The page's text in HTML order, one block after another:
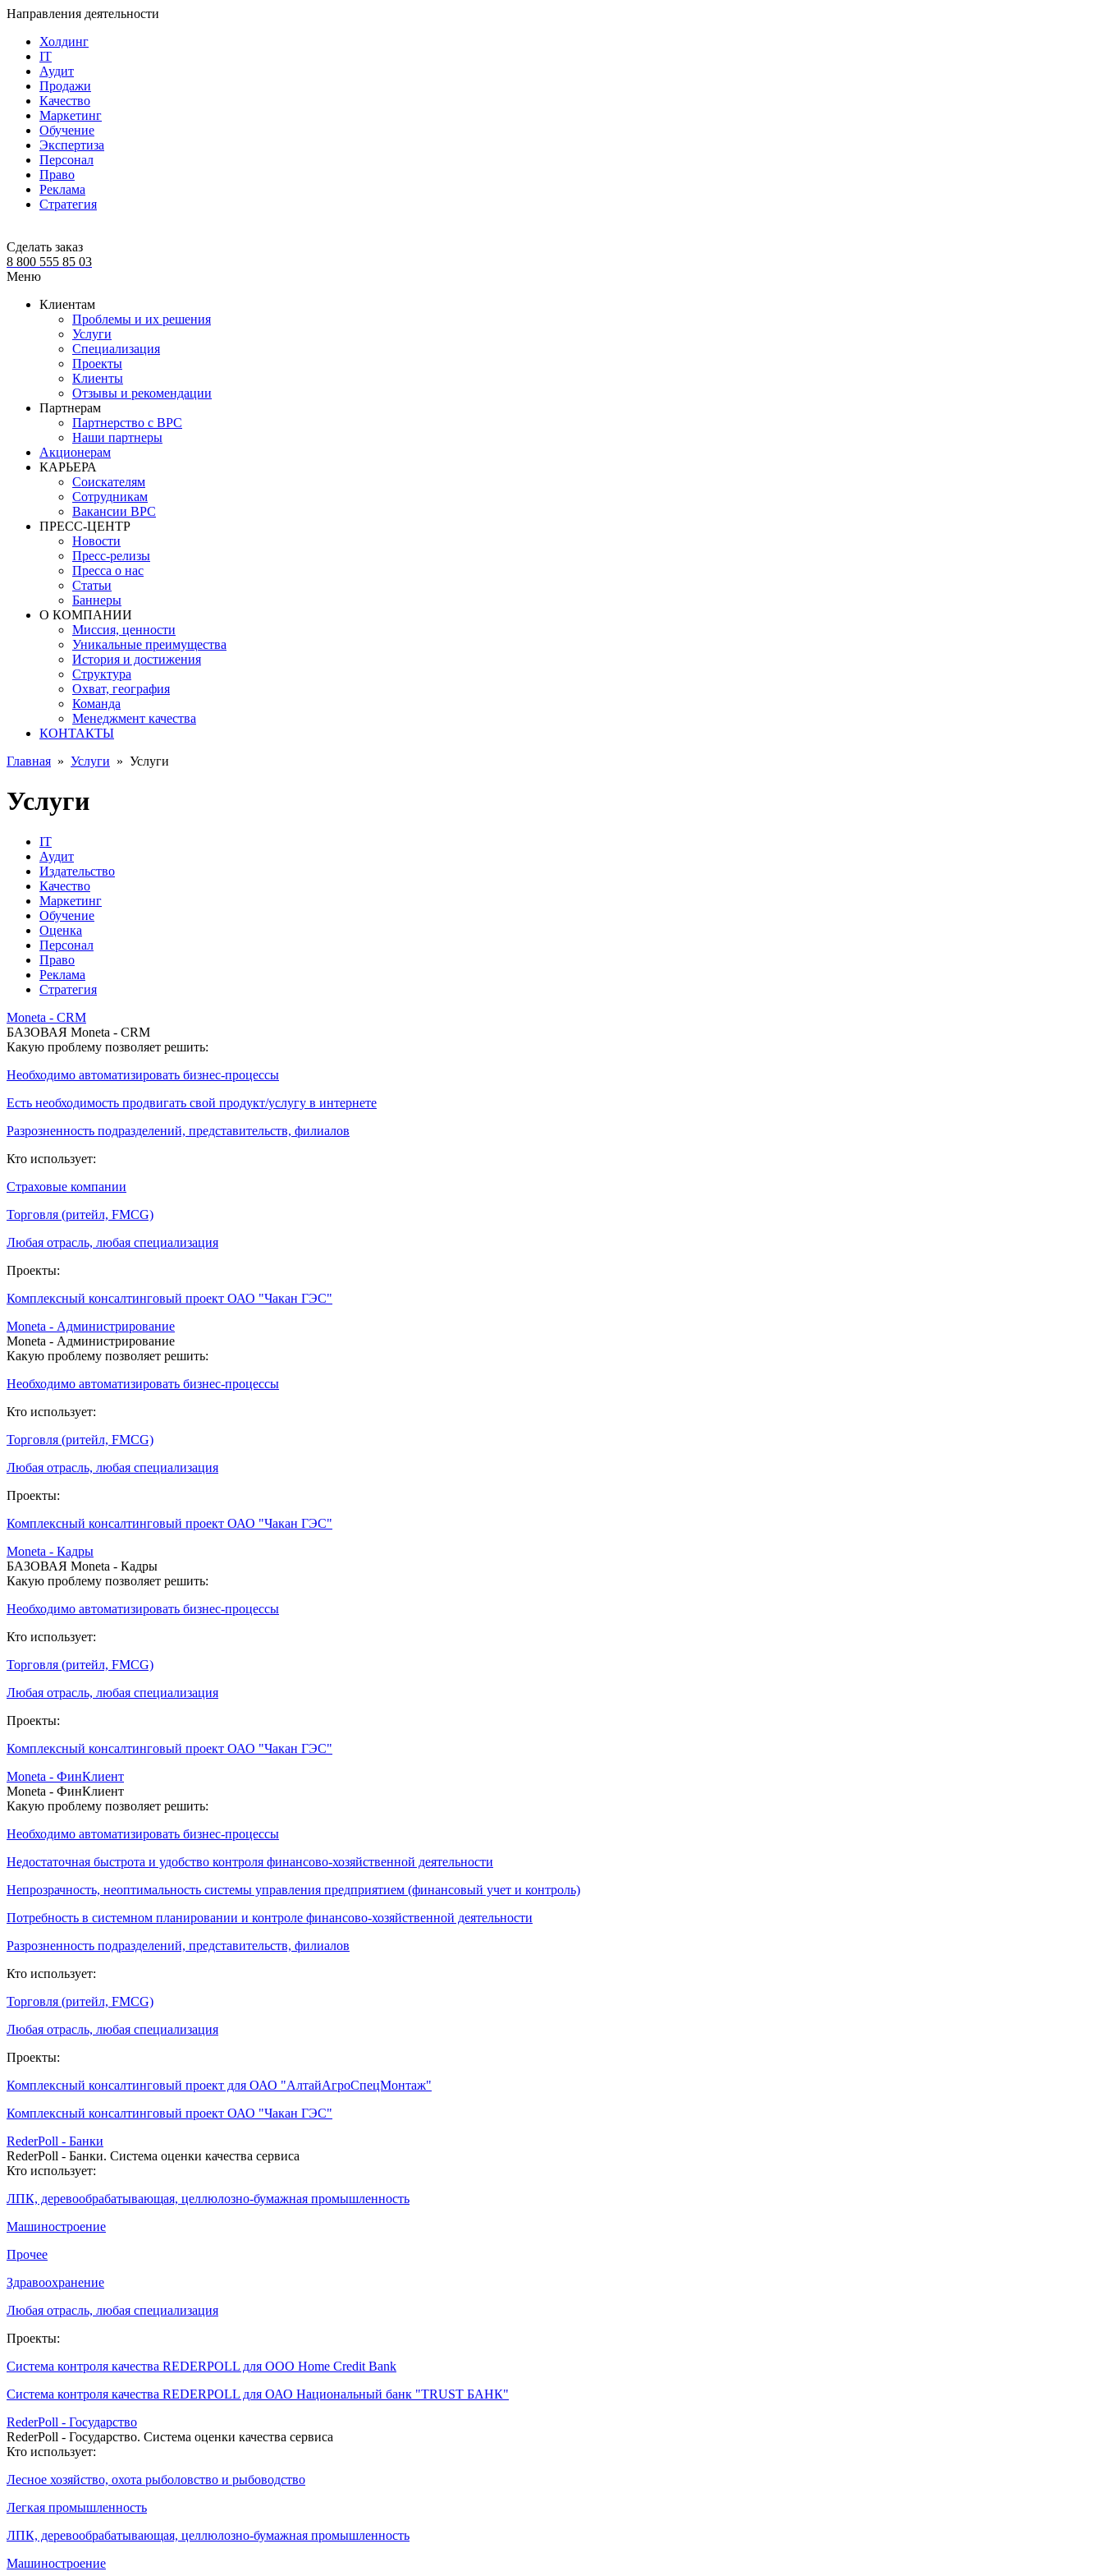
Направления деятельности
Холдинг
IT
Аудит
Продажи
Качество
Маркетинг
Обучение
Экспертиза
Персонал
Право
Реклама
Стратегия
Сделать заказ
8 800 555 85 03
Меню
Клиентам
Проблемы и их решения
Услуги
Специализация
Проекты
Клиенты
Отзывы и рекомендации
Партнерам
Партнерство с BPC
Наши партнеры
Акционерам
КАРЬЕРА
Соискателям
Сотрудникам
Вакансии BPC
ПРЕСС-ЦЕНТР
Новости
Пресс-релизы
Пресса о нас
Статьи
Баннеры
О КОМПАНИИ
Миссия, ценности
Уникальные преимущества
История и достижения
Структура
Охват, география
Команда
Менеджмент качества
КОНТАКТЫ
Главная » Услуги » Услуги
Услуги
IT
Аудит
Издательство
Качество
Маркетинг
Обучение
Оценка
Персонал
Право
Реклама
Стратегия
Moneta - CRM
БАЗОВАЯ Moneta - CRM
Какую проблему позволяет решить:
Необходимо автоматизировать бизнес-процессы
Есть необходимость продвигать свой продукт/услугу в интернете
Разрозненность подразделений, представительств, филиалов
Кто использует:
Страховые компании
Торговля (ритейл, FMCG)
Любая отрасль, любая специализация
Проекты:
Комплексный консалтинговый проект ОАО "Чакан ГЭС"
Moneta - Администрирование
Moneta - Администрирование
Какую проблему позволяет решить:
Необходимо автоматизировать бизнес-процессы
Кто использует:
Торговля (ритейл, FMCG)
Любая отрасль, любая специализация
Проекты:
Комплексный консалтинговый проект ОАО "Чакан ГЭС"
Moneta - Кадры
БАЗОВАЯ Moneta - Кадры
Какую проблему позволяет решить:
Необходимо автоматизировать бизнес-процессы
Кто использует:
Торговля (ритейл, FMCG)
Любая отрасль, любая специализация
Проекты:
Комплексный консалтинговый проект ОАО "Чакан ГЭС"
Moneta - ФинКлиент
Moneta - ФинКлиент
Какую проблему позволяет решить:
Необходимо автоматизировать бизнес-процессы
Недостаточная быстрота и удобство контроля финансово-хозяйственной деятельности
Непрозрачность, неоптимальность системы управления предприятием (финансовый учет и контроль)
Потребность в системном планировании и контроле финансово-хозяйственной деятельности
Разрозненность подразделений, представительств, филиалов
Кто использует:
Торговля (ритейл, FMCG)
Любая отрасль, любая специализация
Проекты:
Комплексный консалтинговый проект для ОАО "АлтайАгроСпецМонтаж"
Комплексный консалтинговый проект ОАО "Чакан ГЭС"
RederPoll - Банки
RederPoll - Банки. Система оценки качества сервиса
Кто использует:
ЛПК, деревообрабатывающая, целлюлозно-бумажная промышленность
Машиностроение
Прочее
Здравоохранение
Любая отрасль, любая специализация
Проекты:
Система контроля качества REDERPOLL для ООО Home Credit Bank
Система контроля качества REDERPOLL для ОАО Национальный банк "TRUST БАНК"
RederPoll - Государство
RederPoll - Государство. Система оценки качества сервиса
Кто использует:
Лесное хозяйство, охота рыболовство и рыбоводство
Легкая промышленность
ЛПК, деревообрабатывающая, целлюлозно-бумажная промышленность
Машиностроение